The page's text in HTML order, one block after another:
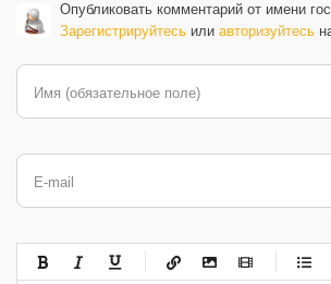
Опубликовать комментарий от имени
Зарегистрируйтесь или авторизуйтесь
Имя (обязательное поле)
E-mail
-
-